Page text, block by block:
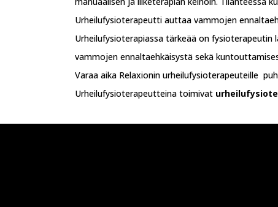
Urheilufysioterapeutti auttaa vammojen
Urheilufysioterapiassa tärkeää on
vammojen ennaltaehkäisystä sekä
Varaa aika Relaxionin urheilufysioterapeuteille
Urheilufysioterapeutteina toimivat